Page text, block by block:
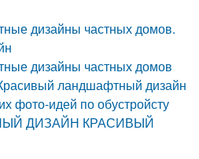
дизайны частных домов.
дизайны частных домов
ландшафтный дизайн
фото-идей по обустройсту
ДИЗАЙН КРАСИВЫЙ